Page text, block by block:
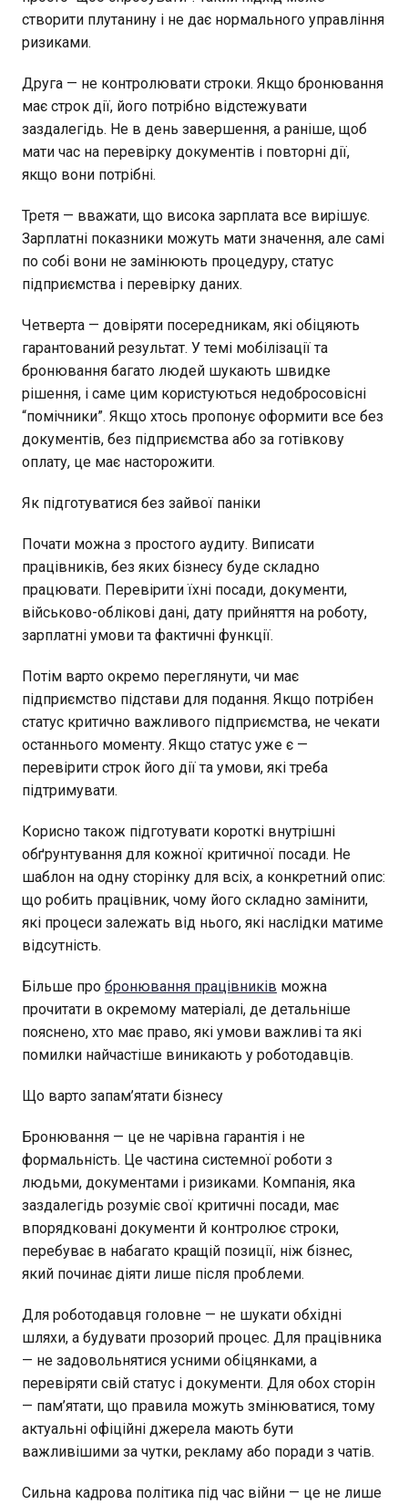
створити плутанину і не дає нормального управління
ризиками.
Друга — не контролювати строки. Якщо бронювання
має строк дії, його потрібно відстежувати
заздалегідь. Не в день завершення, а раніше, щоб
мати час на перевірку документів і повторні дії,
якщо вони потрібні.
Третя — вважати, що висока зарплата все вирішує.
Зарплатні показники можуть мати значення, але самі
по собі вони не замінюють процедуру, статус
підприємства і перевірку даних.
Четверта — довіряти посередникам, які обіцяють
гарантований результат. У темі мобілізації та
бронювання багато людей шукають швидке
рішення, і саме цим користуються недобросовісні
“помічники”. Якщо хтось пропонує оформити все без
документів, без підприємства або за готівкову
оплату, це має насторожити.
Як підготуватися без зайвої паніки
Почати можна з простого аудиту. Виписати
працівників, без яких бізнесу буде складно
працювати. Перевірити їхні посади, документи,
військово-облікові дані, дату прийняття на роботу,
зарплатні умови та фактичні функції.
Потім варто окремо переглянути, чи має
підприємство підстави для подання. Якщо потрібен
статус критично важливого підприємства, не чекати
останнього моменту. Якщо статус уже є —
перевірити строк його дії та умови, які треба
підтримувати.
Корисно також підготувати короткі внутрішні
обґрунтування для кожної критичної посади. Не
шаблон на одну сторінку для всіх, а конкретний опис:
що робить працівник, чому його складно замінити,
які процеси залежать від нього, які наслідки матиме
відсутність.
Більше про бронювання працівників можна
прочитати в окремому матеріалі, де детальніше
пояснено, хто має право, які умови важливі та які
помилки найчастіше виникають у роботодавців.
Що варто запам’ятати бізнесу
Бронювання — це не чарівна гарантія і не
формальність. Це частина системної роботи з
людьми, документами і ризиками. Компанія, яка
заздалегідь розуміє свої критичні посади, має
впорядковані документи й контролює строки,
перебуває в набагато кращій позиції, ніж бізнес,
який починає діяти лише після проблеми.
Для роботодавця головне — не шукати обхідні
шляхи, а будувати прозорий процес. Для працівника
— не задовольнятися усними обіцянками, а
перевіряти свій статус і документи. Для обох сторін
— пам’ятати, що правила можуть змінюватися, тому
актуальні офіційні джерела мають бути
важливішими за чутки, рекламу або поради з чатів.
Сильна кадрова політика під час війни — це не лише